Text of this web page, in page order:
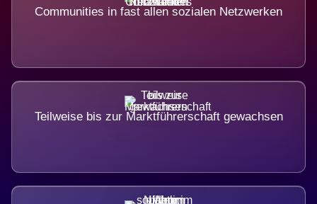
Communities in fast allen sozialen Netzwerken
Teilweise bis zur Marktführerschaft gewachsen